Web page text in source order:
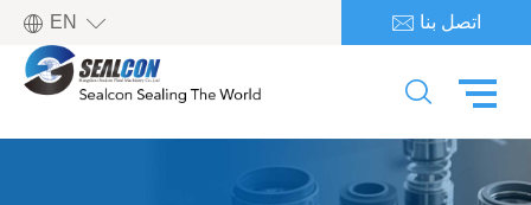
EN   اتصل بنا
